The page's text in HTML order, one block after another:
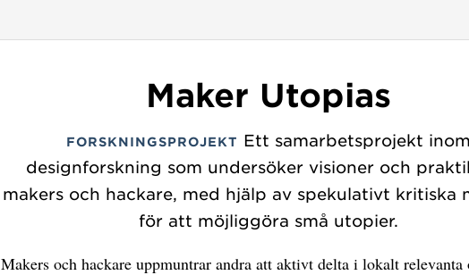
Maker Utopias
FORSKNINGSPROJEKT Ett samarbetsprojekt
designforskning som undersöker visioner och
makers och hackare, med hjälp av spekulativt kritiska
för att möjliggöra små utopier.
Makers och hackare uppmuntrar andra att aktivt delta i lokalt relevanta